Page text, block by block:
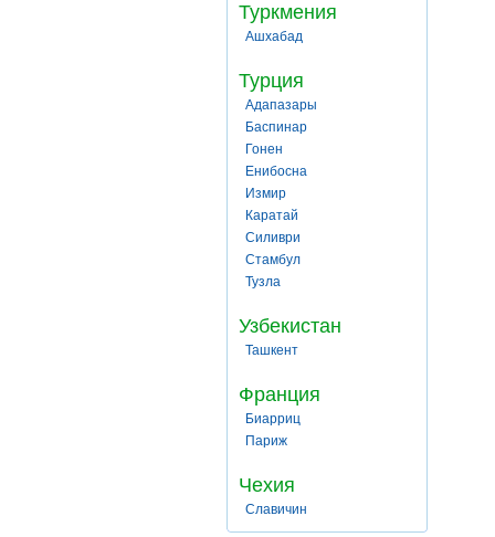
Туркмения
Ашхабад
Турция
Адапазары
Баспинар
Гонен
Енибосна
Измир
Каратай
Силиври
Стамбул
Тузла
Узбекистан
Ташкент
Франция
Биарриц
Париж
Чехия
Славичин